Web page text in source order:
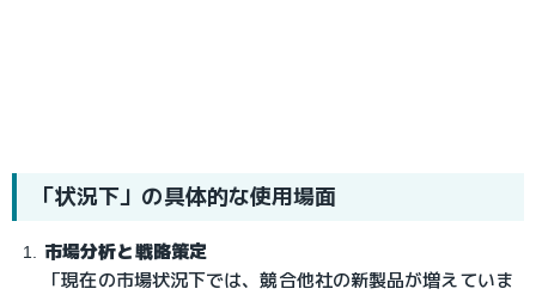
「状況下」の具体的な使用場面
市場分析と戦略策定
「現在の市場状況下では、競合他社の新製品が増えていま